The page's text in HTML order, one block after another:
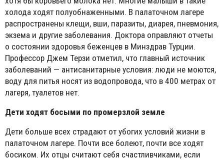
холода ходят полуобнаженными. В палаточном лагере
распространены клещи, вши, паразиты, диарея, пневмония,
экзема и другие заболевания. Доктора оправляют отчеты
о состоянии здоровья беженцев в Минздрав Турции.
Профессор Джем Терзи отметил, что главный источник
заболеваний — антисанитарные условия: люди не моются,
воду для питья носят из водопровода, что в 400 метрах от
лагеря, туалетов нет.
Дети ходят босыми по промерзлой земле
Дети больше всех страдают от убогих условий жизни в
палаточном лагере. Почти все болеют, почти все ходят
босиком. Их отцы считают себя счастливчиками, если